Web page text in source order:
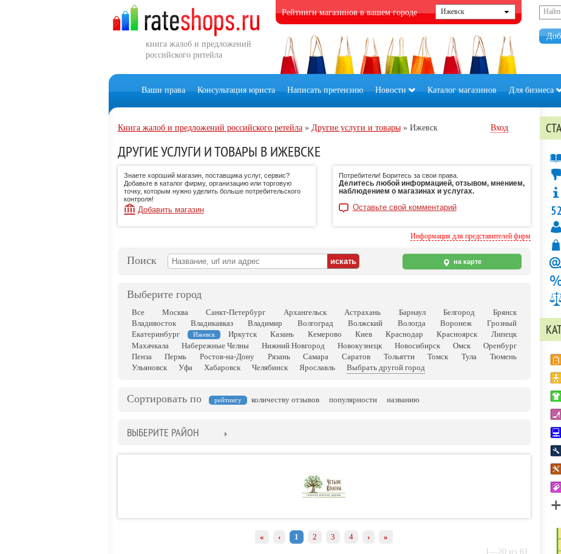
книга жалоб и предложений
российского ритейла
Рейтинги магазинов в вашем городе
Ваши права Консультация юриста Написать претензию Новости Каталог магазинов Для бизнеса
Книга жалоб и предложений российского ретейла» Другие услуги и товары» Ижевск Вход
ДРУГИЕ УСЛУГИ И ТОВАРЫ В ИЖЕВСКЕ
Знаете хороший магазин, поставщика услуг, сервис?
Добавьте в каталог фирму, организацию или торговую
точку, которым нужно уделить больше потребительского
контроля!
Добавить магазин
Потребители! Боритесь за свои права.
Делитесь любой информацией, отзывом, мнением,
наблюдением о магазинах и услугах.
Оставьте свой комментарий
Информация для представителей фирм
Поиск на карте
Выберите город
Все Москва Санкт-Петербург Архангельск Астрахань Барнаул Белгород
Брянск
Владивосток
Владикавказ Владимир Волгоград Волжский Вологда Воронеж
Грозный
Екатеринбург
Ижевск Иркутск Казань Кемерово Киев Краснодар Красноярск
Липецк
Махачкала
Набережные Челны Нижний Новгород Новокузнецк Новосибирск Омск
Оренбург
Пенза
Пермь Ростов-на-Дону Рязань Самара Саратов Тольятти Томск Тула
Тюмень
Ульяновск
Уфа Хабаровск Челябинск Ярославль Выбрать другой город
Сортировать по рейтингу количеству отзывов популярности названию
ВЫБЕРИТЕ РАЙОН
« ‹ 1 2 3 4 ›
»
1—20 из 61.